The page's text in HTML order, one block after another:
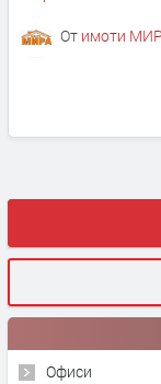
От имоти
Офиси